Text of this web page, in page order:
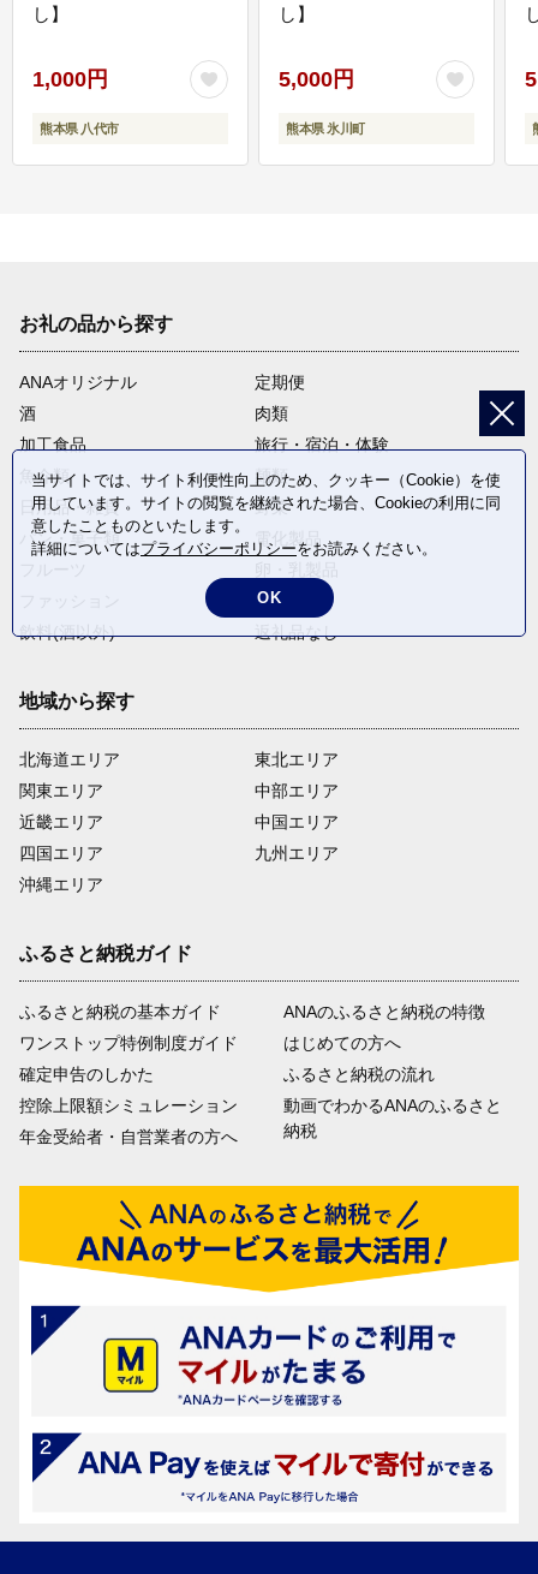
し】
1,000円
熊本県 八代市
し】
5,000円
熊本県 氷川町
お礼の品から探す
ANAオリジナル
定期便
酒
肉類
加工食品
旅行・宿泊・体験
魚介類
麺類
日用品・雑貨
野菜
パン・菓子類
電化製品
米・穀物
飲料(酒以外)
返礼品なし
地域から探す
北海道エリア
関東エリア
近畿エリア
四国エリア
沖縄エリア
東北エリア
中部エリア
中国エリア
九州エリア
ふるさと納税ガイド
ふるさと納税の基本ガイド
ワンストップ特例制度ガイド
確定申告のしかた
控除上限額シミュレーション
年金受給者・自営業者の方へ
ANAのふるさと納税の特徴
はじめての方へ
ふるさと納税の流れ
動画でわかるANAのふるさと
納税
当サイトでは、サイト利便性向上のため、クッキー（Cookie）を使
用しています。サイトの閲覧を継続された場合、Cookieの利用に同
意したことものといたします。
詳細についてはプライバシーポリシーをお読みください。
OK